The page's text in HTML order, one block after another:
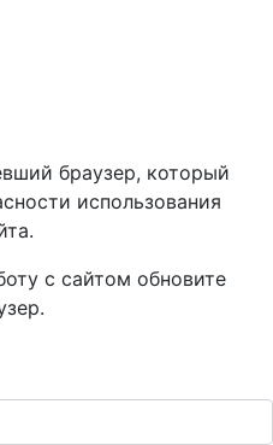
браузер, который
использования
с сайтом обновите